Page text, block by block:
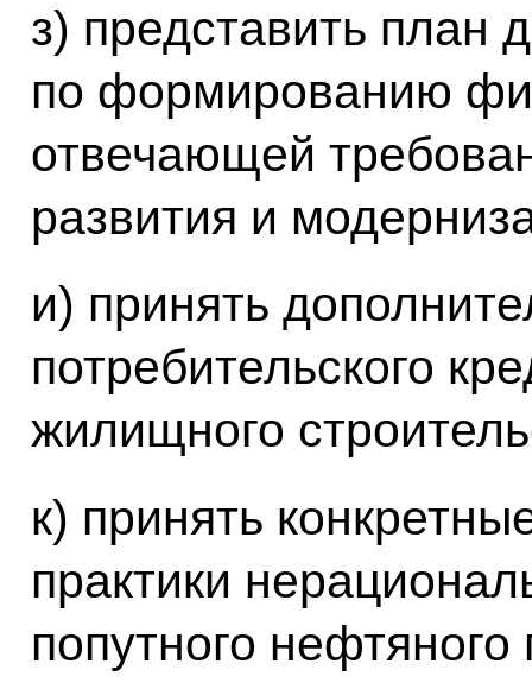
з) представить план
по формированию
отвечающей
развития и
и) принять
потребительского
жилищного
к) принять
практики
попутного нефтяного